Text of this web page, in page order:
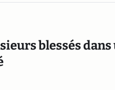
blessés dans